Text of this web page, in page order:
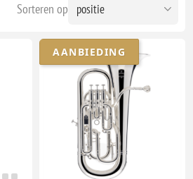
Sorteren op
AANBIEDING